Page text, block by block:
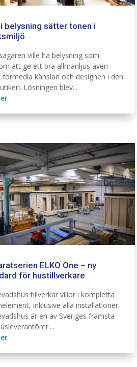
belysning sätter tonen i
ville ha belysning som
att ge ett bra allmänljus även
förmedla känslan och designen i den
Lösningen blev...
ELKO One – ny
för hustillverkare
tillverkar villor i kompletta
inklusive alla installationer.
är en av Sveriges främsta